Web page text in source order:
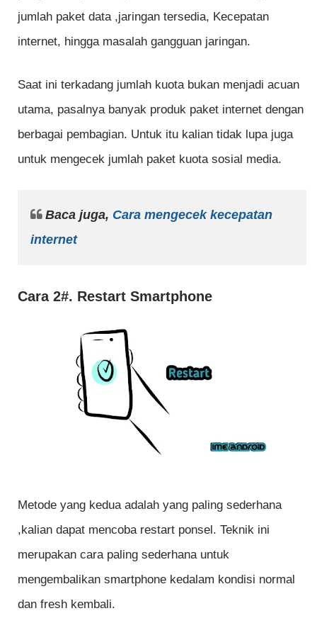
jumlah paket data ,jaringan tersedia, Kecepatan
internet, hingga masalah gangguan jaringan.
Saat ini terkadang jumlah kuota bukan menjadi acuan
utama, pasalnya banyak produk paket internet dengan
berbagai pembagian. Untuk itu kalian tidak lupa juga
untuk mengecek jumlah paket kuota sosial media.
Baca juga, Cara mengecek kecepatan
internet
Cara 2#. Restart Smartphone
Metode yang kedua adalah yang paling sederhana
,kalian dapat mencoba restart ponsel. Teknik ini
merupakan cara paling sederhana untuk
mengembalikan smartphone kedalam kondisi normal
dan fresh kembali.